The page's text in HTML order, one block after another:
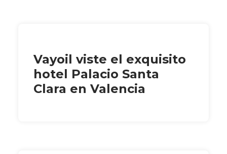
Vayoil viste el exquisito
hotel Palacio Santa
Clara en Valencia